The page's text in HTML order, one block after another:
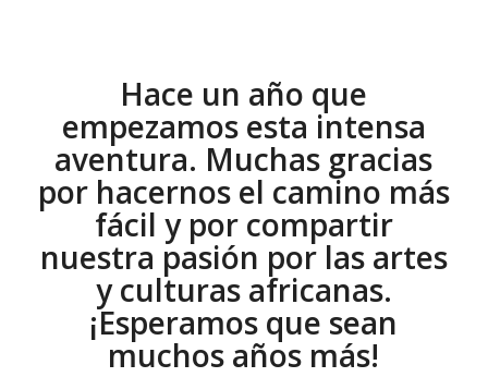
Hace un año que
empezamos esta intensa
aventura. Muchas gracias
por hacernos el camino más
fácil y por compartir
nuestra pasión por las artes
y culturas africanas.
¡Esperamos que sean
muchos años más!